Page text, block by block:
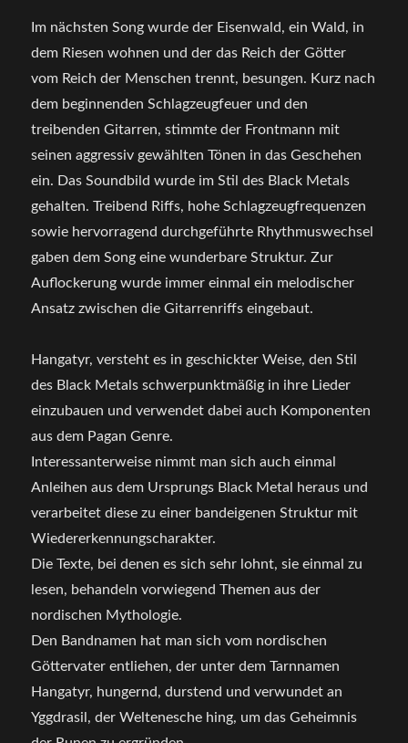
Im nächsten Song wurde der Eisenwald, ein Wald, in
dem Riesen wohnen und der das Reich der Götter
vom Reich der Menschen trennt, besungen. Kurz nach
dem beginnenden Schlagzeugfeuer und den
treibenden Gitarren, stimmte der Frontmann mit
seinen aggressiv gewählten Tönen in das Geschehen
ein. Das Soundbild wurde im Stil des Black Metals
gehalten. Treibend Riffs, hohe Schlagzeugfrequenzen
sowie hervorragend durchgeführte Rhythmuswechsel
gaben dem Song eine wunderbare Struktur. Zur
Auflockerung wurde immer einmal ein melodischer
Ansatz zwischen die Gitarrenriffs eingebaut.
Hangatyr, versteht es in geschickter Weise, den Stil
des Black Metals schwerpunktmäßig in ihre Lieder
einzubauen und verwendet dabei auch Komponenten
aus dem Pagan Genre.
Interessanterweise nimmt man sich auch einmal
Anleihen aus dem Ursprungs Black Metal heraus und
verarbeitet diese zu einer bandeigenen Struktur mit
Wiedererkennungscharakter.
Die Texte, bei denen es sich sehr lohnt, sie einmal zu
lesen, behandeln vorwiegend Themen aus der
nordischen Mythologie.
Den Bandnamen hat man sich vom nordischen
Göttervater entliehen, der unter dem Tarnnamen
Hangatyr, hungernd, durstend und verwundet an
Yggdrasil, der Weltenesche hing, um das Geheimnis